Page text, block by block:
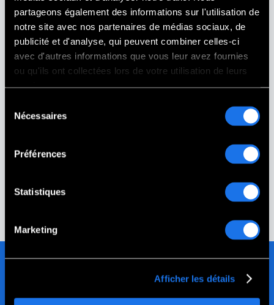
partageons également des informations sur l'utilisation de
notre site avec nos partenaires de médias sociaux, de
publicité et d'analyse, qui peuvent combiner celles-ci
avec d'autres informations que vous leur avez fournies
ou qu'ils ont collectées lors de votre utilisation de leurs
services.
Nécessaires
Préférences
Statistiques
Marketing
Afficher les détails
Monuments commémoratifs des familles